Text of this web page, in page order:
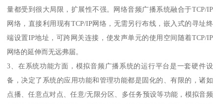
量都受到很大局限，扩展性不强。网络音频广播系统融合于TCP/IP
网络，直接利用现有TCP/IP网络，无需另行布线，嵌入式的寻址终
端设置IP地址，可跨网关连接，使发声单元的使用空间随着TCP/IP
网络的延伸而无远弗届。
3、在系统功能方面，模拟音频广播系统的运行平台是一套硬件设
备，决定了系统的应用功能和管理功能都是固化的、有限的，诸如
点播、任意点对点、任意/无限分区、多任务预设等功能，模拟音频